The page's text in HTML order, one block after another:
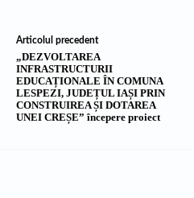
Articolul precedent
„DEZVOLTAREA
INFRASTRUCTURII
EDUCAȚIONALE ÎN COMUNA
LESPEZI, JUDEȚUL IAȘI PRIN
CONSTRUIREA ȘI DOTAREA
UNEI CREȘE” începere proiect